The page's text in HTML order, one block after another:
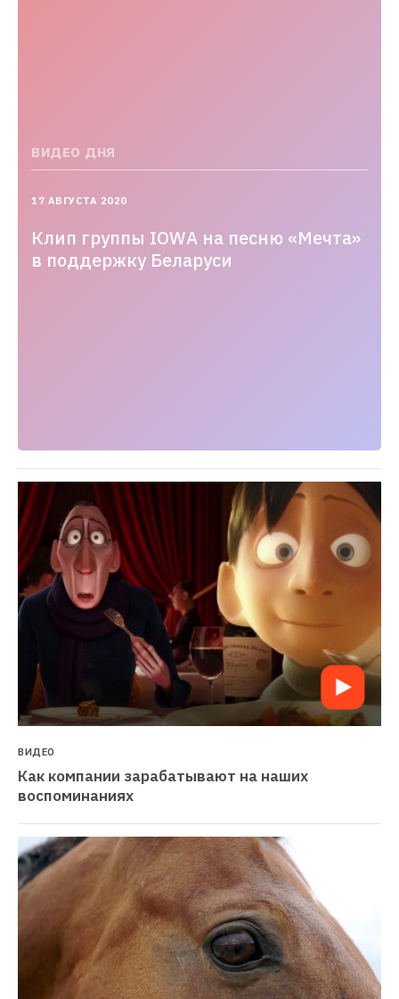
ВИДЕО ДНЯ
2020-
17T13:52:44.000+03:00
17 АВГУСТА 2020
Клип группы IOWA на песню «Мечта»
в поддержку Беларуси
ВИДЕО
Как компании зарабатывают на наших
воспоминаниях